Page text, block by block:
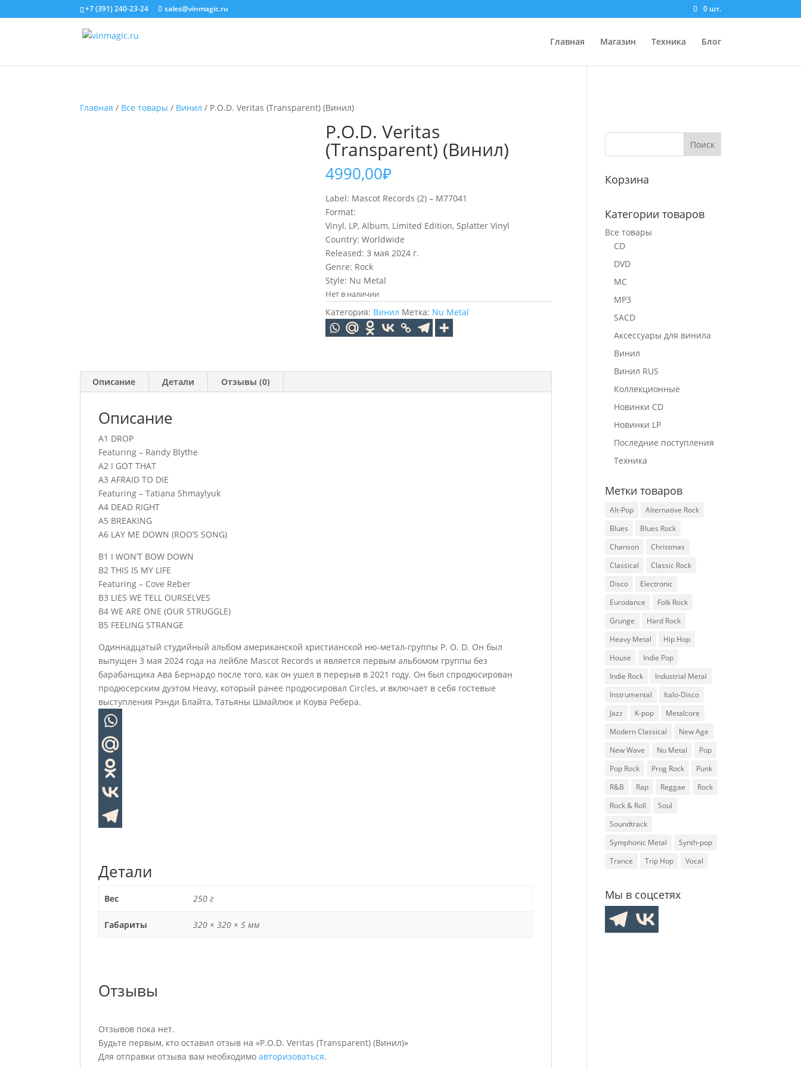
+7 (391) 240-23-24 sales@vinmagic.ru 0 шт.
Главная Магазин Техника Блог
Главная / Все товары / Винил / P.O.D. Veritas (Transparent) (Винил)
P.O.D. Veritas
(Transparent) (Винил)
4990,00₽
Label: Mascot Records (2) – M77041
Format:
Vinyl, LP, Album, Limited Edition, Splatter Vinyl
Country: Worldwide
Released: 3 мая 2024 г.
Genre: Rock
Style: Nu Metal
Нет в наличии
Категория: Винил Метка: Nu Metal
Описание Детали Отзывы (0)
Описание
A1 DROP
Featuring – Randy Blythe
A2 I GOT THAT
A3 AFRAID TO DIE
Featuring – Tatiana Shmaylyuk
A4 DEAD RIGHT
A5 BREAKING
A6 LAY ME DOWN (ROO’S SONG)
B1 I WON’T BOW DOWN
B2 THIS IS MY LIFE
Featuring – Cove Reber
B3 LIES WE TELL OURSELVES
B4 WE ARE ONE (OUR STRUGGLE)
B5 FEELING STRANGE
Одиннадцатый студийный альбом американской христианской ню-метал-группы P. O. D. Он был
выпущен 3 мая 2024 года на лейбле Mascot Records и является первым альбомом группы без
барабанщика Ава Бернардо после того, как он ушел в перерыв в 2021 году. Он был спродюсирован
продюсерским дуэтом Heavy, который ранее продюсировал Circles, и включает в себя гостевые
выступления Рэнди Блайта, Татьяны Шмайлюк и Коува Ребера.
Детали
Вес 250 г
Габариты 320 × 320 × 5 мм
Отзывы
Отзывов пока нет.
Будьте первым, кто оставил отзыв на «P.O.D. Veritas (Transparent) (Винил)»
Для отправки отзыва вам необходимоавторизоваться.
Корзина
Категории товаров
Все товары
CD
DVD
MC
MP3
SACD
Аксессуары для винила
Винил
Винил RUS
Коллекционные
Новинки CD
Новинки LP
Последние поступления
Техника
Метки товаров
Alt-Pop
Alternative Rock
Blues
Blues Rock
Chanson
Christmas
Classical
Classic Rock
Disco
Electronic
Eurodance
Folk Rock
Grunge
Hard Rock
Heavy Metal
Hip Hop
House
Indie Pop
Indie Rock
Industrial Metal
Instrumental
Italo-Disco
Jazz
K-pop
Metalcore
Modern Classical
New Age
New Wave
Nu Metal
Pop
Pop Rock
Prog Rock
Punk
R&B
Rap Reggae
Rock
Rock & Roll
Soul
Soundtrack
Symphonic Metal
Synth-pop
Trance
Trip Hop Vocal
Мы в соцсетях